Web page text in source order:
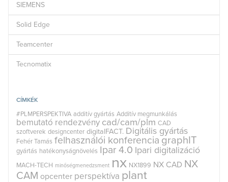
SIEMENS
Solid Edge
Teamcenter
Tecnomatix
CÍMKÉK
#PLMPERSPEKTIVA additív gyártás Additív megmunkálás
bemutató rendezvény cad/cam/plm CAD
szoftverek designcenter digitalFACT. Digitális gyártás
Fehér Tamás felhasználói konferencia graphIT
gyártás hatékonyságnövelés Ipar 4.0 Ipari digitalizáció
MACH-TECH minőségmenedzsment nx NX1899 NX CAD NX
CAM opcenter perspektíva plant